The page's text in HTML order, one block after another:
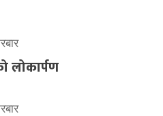
लोकार्पण